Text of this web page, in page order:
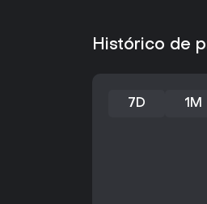
Histórico de
7D 1M